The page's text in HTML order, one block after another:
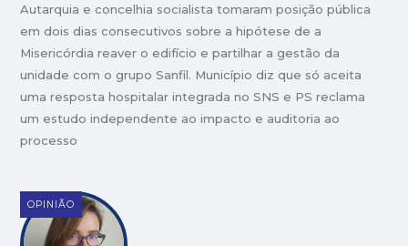
Autarquia e concelhia socialista tomaram posição pública
em dois dias consecutivos sobre a hipótese de a
Misericórdia reaver o edifício e partilhar a gestão da
unidade com o grupo Sanfil. Município diz que só aceita
uma resposta hospitalar integrada no SNS e PS reclama
um estudo independente ao impacto e auditoria ao
processo
OPINIÃO